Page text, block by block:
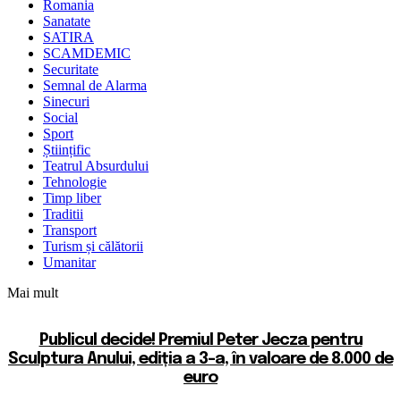
Romania
Sanatate
SATIRA
SCAMDEMIC
Securitate
Semnal de Alarma
Sinecuri
Social
Sport
Științific
Teatrul Absurdului
Tehnologie
Timp liber
Traditii
Transport
Turism și călătorii
Umanitar
Mai mult
Publicul decide! Premiul Peter Jecza pentru
Sculptura Anului, ediția a 3-a, în valoare de 8.000 de
euro